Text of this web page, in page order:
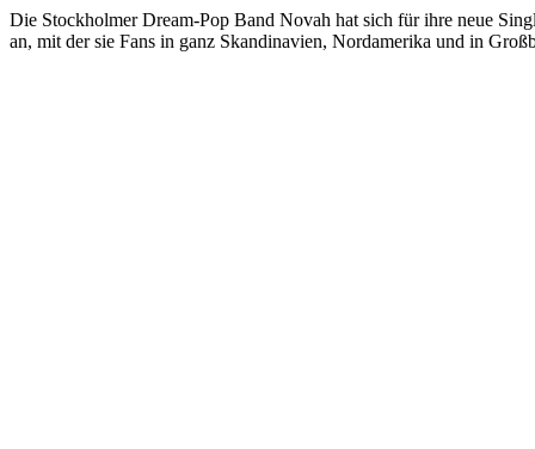
Die Stockholmer Dream-Pop Band Novah hat sich für ihre neue
an, mit der sie Fans in ganz Skandinavien, Nordamerika und in